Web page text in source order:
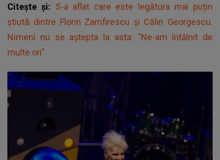
Citește și: S-a aflat care este legătura mai puțin
știută dintre Florin Zamfirescu și Călin Georgescu.
Nimeni nu se aștepta la asta: "Ne-am întâlnit de
multe ori"